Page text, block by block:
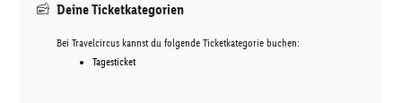
Deine Ticketkategorien
Bei Travelcircus kannst du folgende Ticketkategorie buchen:
Tagesticket